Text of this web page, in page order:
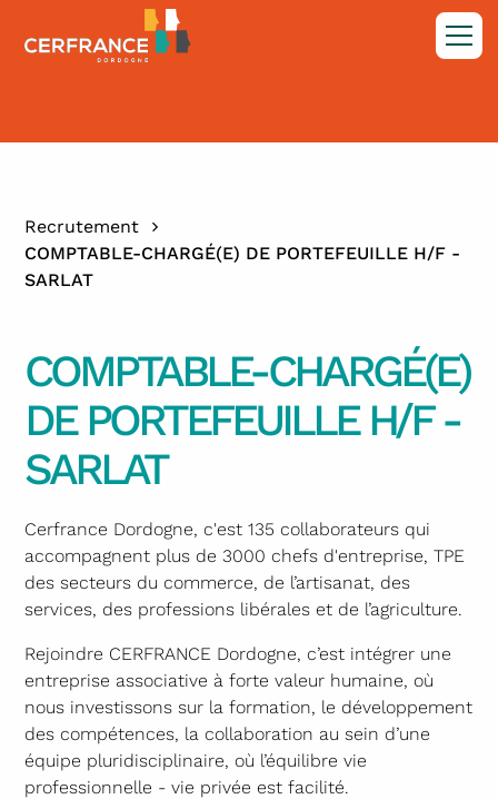
Recrutement
COMPTABLE-CHARGÉ(E) DE PORTEFEUILLE H/F -
SARLAT
COMPTABLE-CHARGÉ(E)
DE PORTEFEUILLE H/F -
SARLAT
Cerfrance Dordogne, c'est 135 collaborateurs qui
accompagnent plus de 3000 chefs d'entreprise, TPE
des secteurs du commerce, de l’artisanat, des
services, des professions libérales et de l’agriculture.
Rejoindre CERFRANCE Dordogne, c’est intégrer une
entreprise associative à forte valeur humaine, où
nous investissons sur la formation, le développement
des compétences, la collaboration au sein d’une
équipe pluridisciplinaire, où l’équilibre vie
professionnelle - vie privée est facilité.